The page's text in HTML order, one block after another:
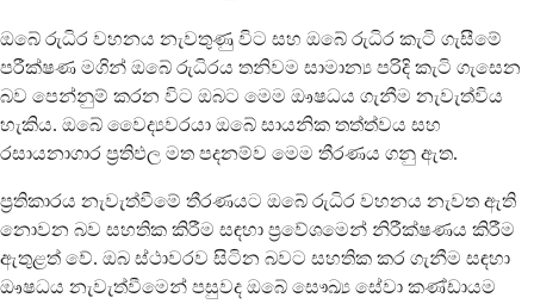
ඔබේ රුධිර වහනය නැවතුණු විට සහ ඔබේ රුධිර කැටි ගැසීමේ
පරීක්ෂණ මගින් ඔබේ රුධිරය තනිවම සාමාන්‍ය පරිදි කැටි ගැසෙන
බව පෙන්නුම් කරන විට ඔබට මෙම ඖෂධය ගැනීම නැවැත්විය
හැකිය. ඔබේ වෛද්‍යවරයා ඔබේ සායනික තත්ත්වය සහ
රසායනාගාර ප්‍රතිඵල මත පදනම්ව මෙම තීරණය ගනු ඇත.
ප්‍රතිකාරය නැවැත්වීමේ තීරණයට ඔබේ රුධිර වහනය නැවත ඇති
නොවන බව සහතික කිරීම සඳහා ප්‍රවේශමෙන් නිරීක්ෂණය කිරීම
ඇතුළත් වේ. ඔබ ස්ථාවරව සිටින බවට සහතික කර ගැනීම සඳහා
ඖෂධය නැවැත්වීමෙන් පසුවද ඔබේ සෞඛ්‍ය සේවා කණ්ඩායම